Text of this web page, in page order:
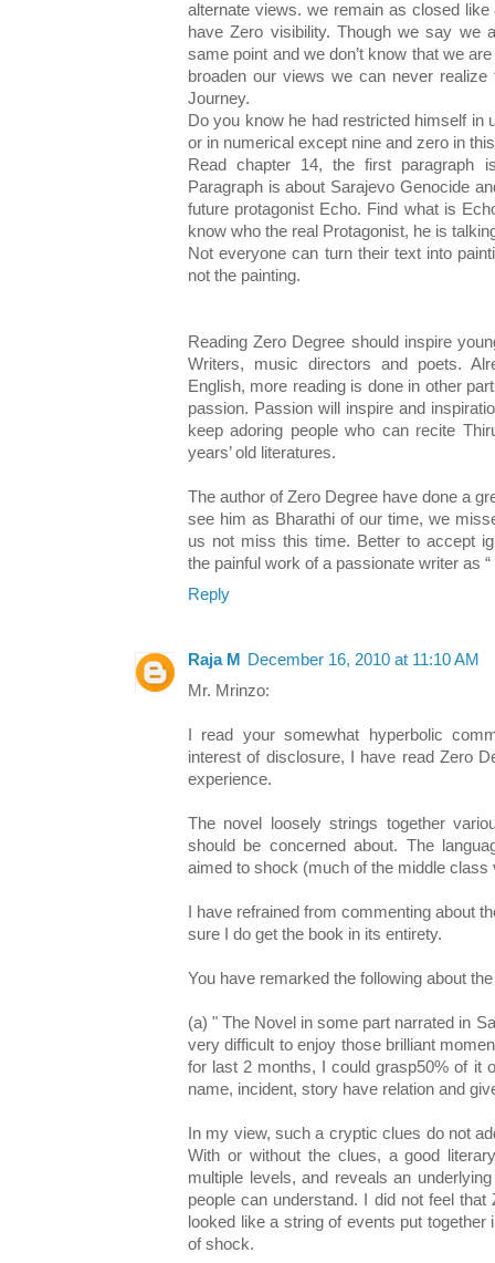
alternate views. we remain as closed
have Zero visibility. Though we say we
same point and we don’t know that we
broaden our views we can never
Journey.
Do you know he had restricted himself in
or in numerical except nine and zero in
Read chapter 14, the first paragraph
Paragraph is about Sarajevo Genocide
future protagonist Echo. Find what is
know who the real Protagonist, he is
Not everyone can turn their text into
not the painting.
Reading Zero Degree should inspire
Writers, music directors and poets.
English, more reading is done in other
passion. Passion will inspire and
keep adoring people who can recite
years’ old literatures.
The author of Zero Degree have done a
see him as Bharathi of our time, we
us not miss this time. Better to accept
the painful work of a passionate writer as “
Reply
Raja M
December 16, 2010 at 11:10 AM
Mr. Mrinzo:
I read your somewhat hyperbolic
interest of disclosure, I have read Zero
experience.
The novel loosely strings together
should be concerned about. The
aimed to shock (much of the middle class
I have refrained from commenting about
sure I do get the book in its entirety.
You have remarked the following about
(a) " The Novel in some part narrated in
very difficult to enjoy those brilliant
for last 2 months, I could grasp50% of it
name, incident, story have relation and
In my view, such a cryptic clues do not
With or without the clues, a good
multiple levels, and reveals an
people can understand. I did not feel
looked like a string of events put
of shock.